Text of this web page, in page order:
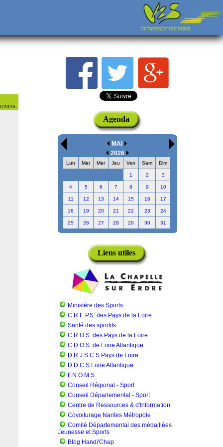
2026
Agenda
MAI
2026
Lun Mar Mer Jeu Ven Sam Dim
1 2 3
4 5 6 7 8 9 10
11 12 13 14 15 16 17
18 19 20 21 22 23 24
25 26 27 28 29 30 31
Liens utiles
Ministère des Sports
C.R.E.P.S. des Pays de la Loire
Santé des sportifs
C.R.O.S. des Pays de la Loire
C.D.O.S. de Loire Atlantique
D.R.J.S.C.S Pays de Loire
D.D.C.S Loire Atlantique
F.N.O.M.S.
Conseil Régional - Sport
Conseil Départemental - Sport
Centre de Ressources & d'Information
Covoiturage Nantes Métropole
Comité Départemental des médaillées
Jeunesse et Sports
Blog Handi'Chap